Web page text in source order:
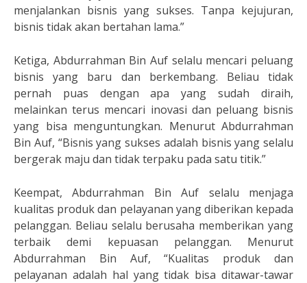
menjalankan bisnis yang sukses. Tanpa kejujuran,
bisnis tidak akan bertahan lama.”
Ketiga, Abdurrahman Bin Auf selalu mencari peluang
bisnis yang baru dan berkembang. Beliau tidak
pernah puas dengan apa yang sudah diraih,
melainkan terus mencari inovasi dan peluang bisnis
yang bisa menguntungkan. Menurut Abdurrahman
Bin Auf, “Bisnis yang sukses adalah bisnis yang selalu
bergerak maju dan tidak terpaku pada satu titik.”
Keempat, Abdurrahman Bin Auf selalu menjaga
kualitas produk dan pelayanan yang diberikan kepada
pelanggan. Beliau selalu berusaha memberikan yang
terbaik demi kepuasan pelanggan. Menurut
Abdurrahman Bin Auf, “Kualitas produk dan
pelayanan adalah hal yang tidak bisa ditawar-tawar